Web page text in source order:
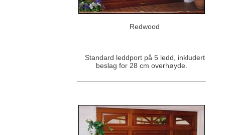
Redwood
Standard leddport på 5 ledd, inkludert
beslag for 28 cm overhøyde.